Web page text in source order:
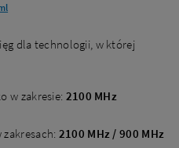
dla technologii, w której
w zakresie: 2100 MHz
2100 MHz / 900 MHz